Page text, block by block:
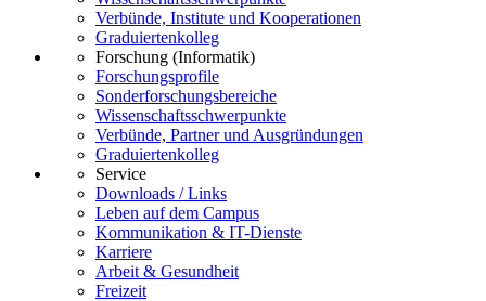
Verbünde, Institute und Kooperationen
Graduiertenkolleg
Forschung (Informatik)
Forschungsprofile
Sonderforschungsbereiche
Wissenschaftsschwerpunkte
Verbünde, Partner und Ausgründungen
Graduiertenkolleg
Service
Downloads / Links
Leben auf dem Campus
Kommunikation & IT-Dienste
Karriere
Arbeit & Gesundheit
Freizeit